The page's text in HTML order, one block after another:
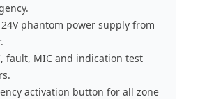
24V phantom power supply from
fault, MIC and indication test
activation button for all zone